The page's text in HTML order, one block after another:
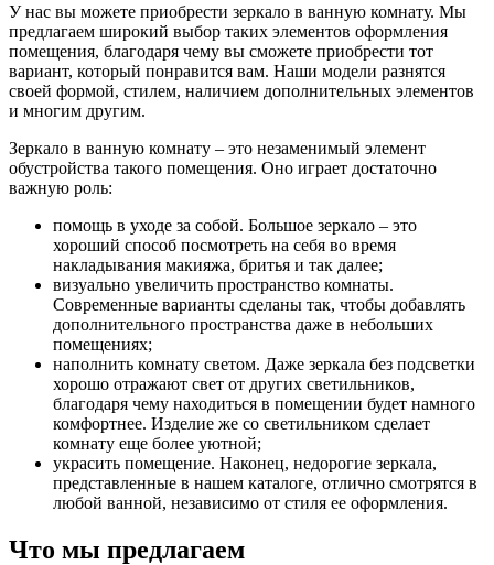
У нас вы можете приобрести зеркало в ванную комнату. Мы
предлагаем широкий выбор таких элементов оформления
помещения, благодаря чему вы сможете приобрести тот
вариант, который понравится вам. Наши модели разнятся
своей формой, стилем, наличием дополнительных элементов
и многим другим.
Зеркало в ванную комнату – это незаменимый элемент
обустройства такого помещения. Оно играет достаточно
важную роль:
помощь в уходе за собой. Большое зеркало – это
хороший способ посмотреть на себя во время
накладывания макияжа, бритья и так далее;
визуально увеличить пространство комнаты.
Современные варианты сделаны так, чтобы добавлять
дополнительного пространства даже в небольших
помещениях;
наполнить комнату светом. Даже зеркала без подсветки
хорошо отражают свет от других светильников,
благодаря чему находиться в помещении будет намного
комфортнее. Изделие же со светильником сделает
комнату еще более уютной;
украсить помещение. Наконец, недорогие зеркала,
представленные в нашем каталоге, отлично смотрятся в
любой ванной, независимо от стиля ее оформления.
Что мы предлагаем